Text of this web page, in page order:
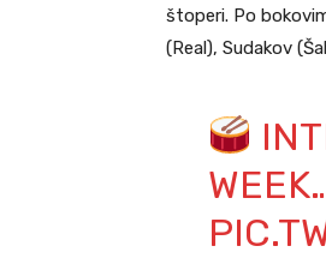
štoperi. Po
(Real), Sudakov